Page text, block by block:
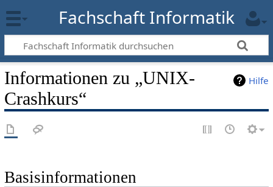
Fachschaft Informatik
Hilfe
Informationen zu „UNIX-
Crashkurs“
Basisinformationen